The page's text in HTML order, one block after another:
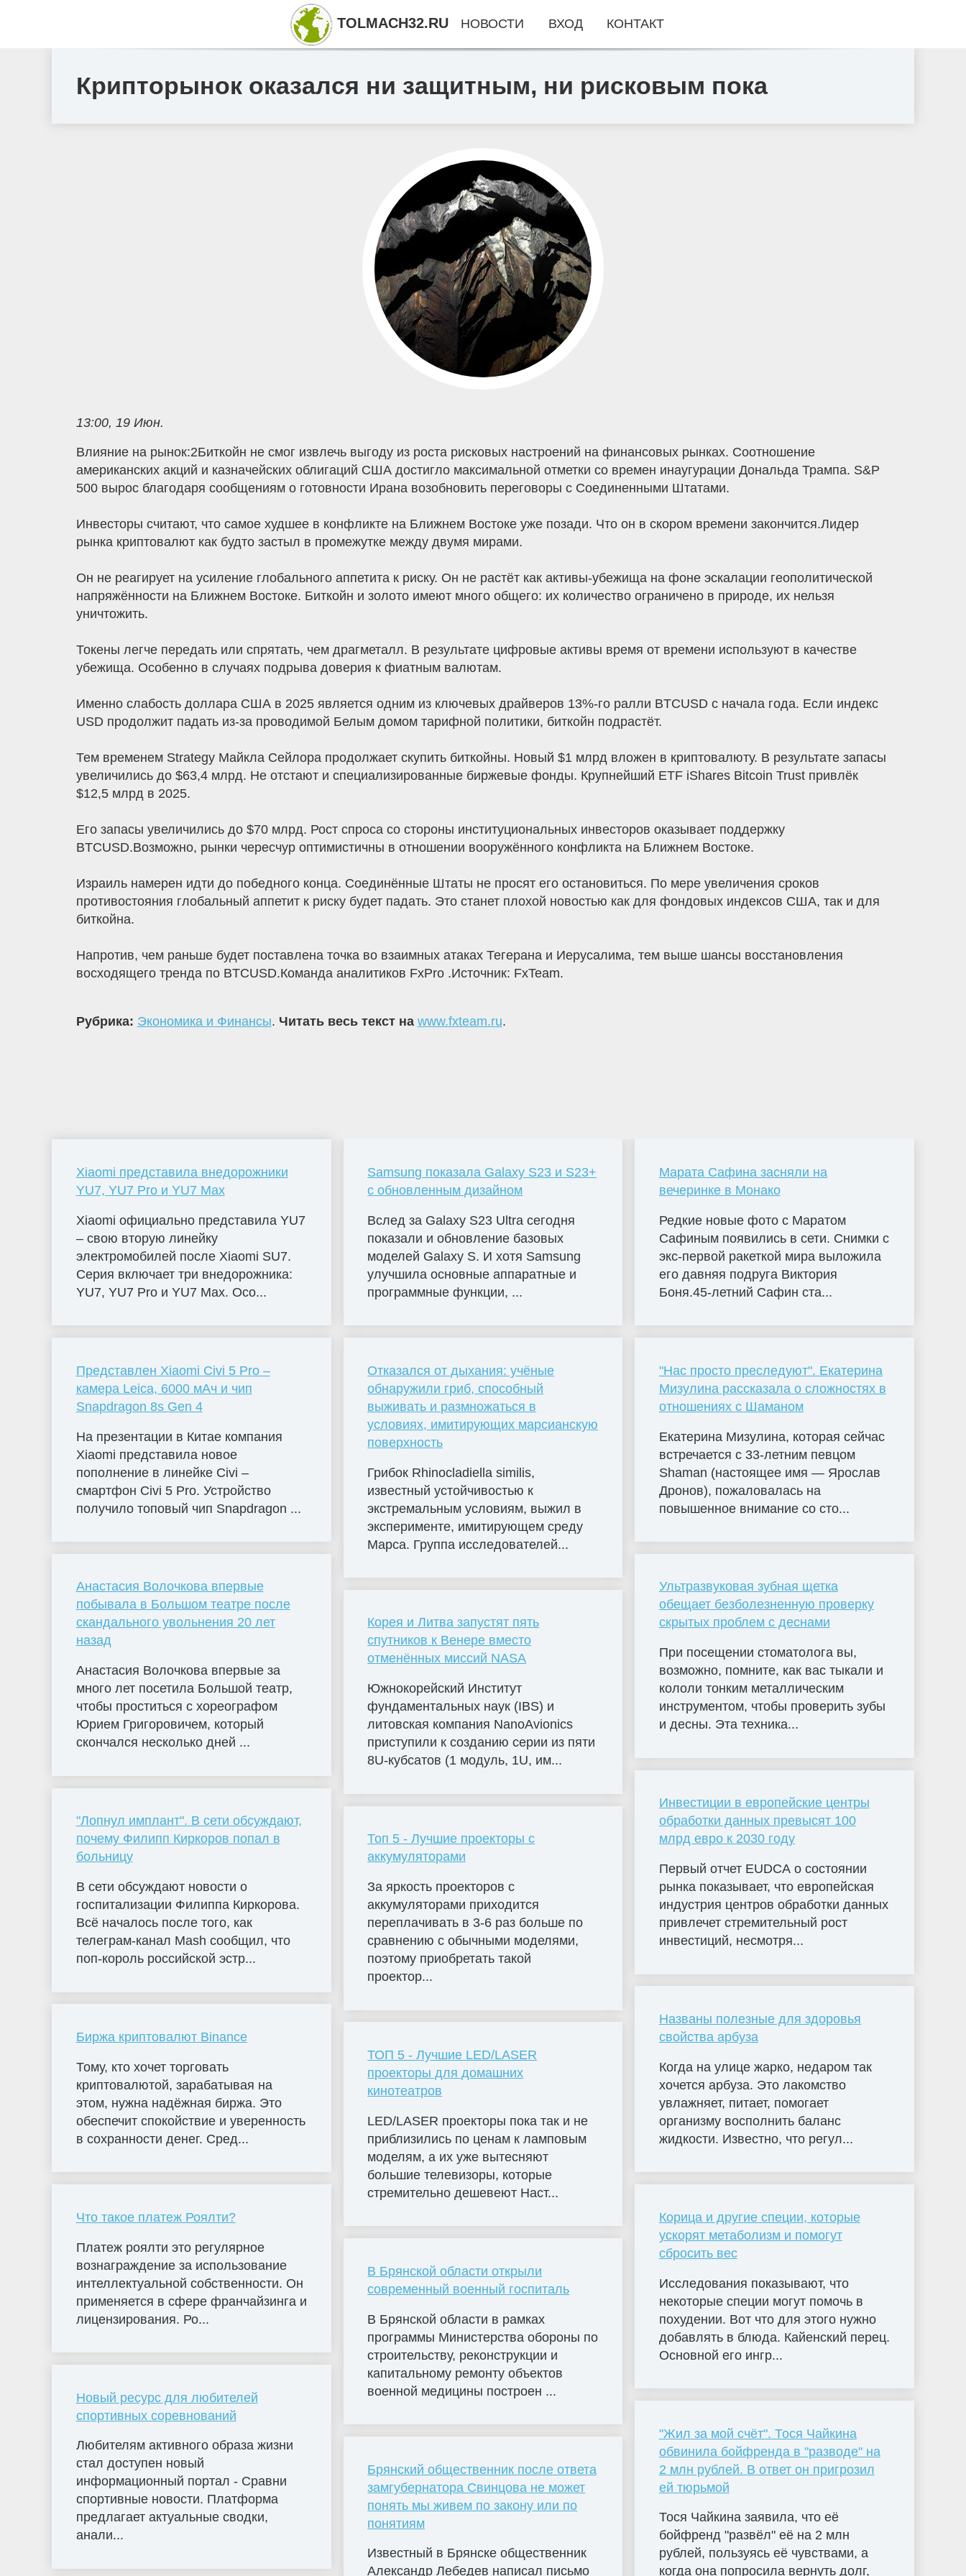
Крипторынок оказался ни защитным, ни рисковым пока
13:00, 19 Июн.
Влияние на рынок:2Биткойн не смог извлечь выгоду из роста рисковых настроений на финансовых рынках. Соотношение
американских акций и казначейских облигаций США достигло максимальной отметки со времен инаугурации Дональда Трампа. S&P
500 вырос благодаря сообщениям о готовности Ирана возобновить переговоры с Соединенными Штатами.
Инвесторы считают, что самое худшее в конфликте на Ближнем Востоке уже позади. Что он в скором времени закончится.Лидер
рынка криптовалют как будто застыл в промежутке между двумя мирами.
Он не реагирует на усиление глобального аппетита к риску. Он не растёт как активы-убежища на фоне эскалации геополитической
напряжённости на Ближнем Востоке. Биткойн и золото имеют много общего: их количество ограничено в природе, их нельзя
уничтожить.
Токены легче передать или спрятать, чем драгметалл. В результате цифровые активы время от времени используют в качестве
убежища. Особенно в случаях подрыва доверия к фиатным валютам.
Именно слабость доллара США в 2025 является одним из ключевых драйверов 13%-го ралли BTCUSD с начала года. Если индекс
USD продолжит падать из-за проводимой Белым домом тарифной политики, биткойн подрастёт.
Тем временем Strategy Майкла Сейлора продолжает скупить биткойны. Новый $1 млрд вложен в криптовалюту. В результате запасы
увеличились до $63,4 млрд. Не отстают и специализированные биржевые фонды. Крупнейший ETF iShares Bitcoin Trust привлёк
$12,5 млрд в 2025.
Его запасы увеличились до $70 млрд. Рост спроса со стороны институциональных инвесторов оказывает поддержку
BTCUSD.Возможно, рынки чересчур оптимистичны в отношении вооружённого конфликта на Ближнем Востоке.
Израиль намерен идти до победного конца. Соединённые Штаты не просят его остановиться. По мере увеличения сроков
противостояния глобальный аппетит к риску будет падать. Это станет плохой новостью как для фондовых индексов США, так и для
биткойна.
Напротив, чем раньше будет поставлена точка во взаимных атаках Тегерана и Иерусалима, тем выше шансы восстановления
восходящего тренда по BTCUSD.Команда аналитиков FxPro .Источник: FxTeam.
Рубрика: Экономика и Финансы. Читать весь текст на www.fxteam.ru.
Xiaomi представила внедорожники
YU7, YU7 Pro и YU7 Max
Xiaomi официально представила YU7
– свою вторую линейку
электромобилей после Xiaomi SU7.
Серия включает три внедорожника:
YU7, YU7 Pro и YU7 Max. Осо...
Представлен Xiaomi Civi 5 Pro –
камера Leica, 6000 мАч и чип
Snapdragon 8s Gen 4
На презентации в Китае компания
Xiaomi представила новое
пополнение в линейке Civi –
смартфон Civi 5 Pro. Устройство
получило топовый чип Snapdragon ...
Анастасия Волочкова впервые
побывала в Большом театре после
скандального увольнения 20 лет
назад
Анастасия Волочкова впервые за
много лет посетила Большой театр,
чтобы проститься с хореографом
Юрием Григоровичем, который
скончался несколько дней ...
"Лопнул имплант". В сети обсуждают,
почему Филипп Киркоров попал в
больницу
В сети обсуждают новости о
госпитализации Филиппа Киркорова.
Всё началось после того, как
телеграм-канал Mash сообщил, что
поп-король российской эстр...
Биржа криптовалют Binance
Тому, кто хочет торговать
криптовалютой, зарабатывая на
этом, нужна надёжная биржа. Это
обеспечит спокойствие и уверенность
в сохранности денег. Сред...
Что такое платеж Роялти?
Платеж роялти это регулярное
вознаграждение за использование
интеллектуальной собственности. Он
применяется в сфере франчайзинга и
лицензирования. Ро...
Новый ресурс для любителей
спортивных соревнований
Любителям активного образа жизни
стал доступен новый
информационный портал - Сравни
спортивные новости. Платформа
предлагает актуальные сводки,
анали...
Samsung показала Galaxy S23 и S23+
с обновленным дизайном
Вслед за Galaxy S23 Ultra сегодня
показали и обновление базовых
моделей Galaxy S. И хотя Samsung
улучшила основные аппаратные и
программные функции, ...
Отказался от дыхания: учёные
обнаружили гриб, способный
выживать и размножаться в
условиях, имитирующих марсианскую
поверхность
Грибок Rhinocladiella similis,
известный устойчивостью к
экстремальным условиям, выжил в
эксперименте, имитирующем среду
Марса. Группа исследователей...
Корея и Литва запустят пять
спутников к Венере вместо
отменённых миссий NASA
Южнокорейский Институт
фундаментальных наук (IBS) и
литовская компания NanoAvionics
приступили к созданию серии из пяти
8U-кубсатов (1 модуль, 1U, им...
Топ 5 - Лучшие проекторы с
аккумуляторами
За яркость проекторов с
аккумуляторами приходится
переплачивать в 3-6 раз больше по
сравнению с обычными моделями,
поэтому приобретать такой
проектор...
ТОП 5 - Лучшие LED/LASER
проекторы для домашних
кинотеатров
LED/LASER проекторы пока так и не
приблизились по ценам к ламповым
моделям, а их уже вытесняют
большие телевизоры, которые
стремительно дешевеют Наст...
В Брянской области открыли
современный военный госпиталь
В Брянской области в рамках
программы Министерства обороны по
строительству, реконструкции и
капитальному ремонту объектов
военной медицины построен ...
Брянский общественник после ответа
замгубернатора Свинцова не может
понять мы живем по закону или по
понятиям
Известный в Брянске общественник
Александр Лебедев написал письмо
Марата Сафина засняли на
вечеринке в Монако
Редкие новые фото с Маратом
Сафиным появились в сети. Снимки с
экс-первой ракеткой мира выложила
его давняя подруга Виктория
Боня.45-летний Сафин ста...
"Нас просто преследуют". Екатерина
Мизулина рассказала о сложностях в
отношениях с Шаманом
Екатерина Мизулина, которая сейчас
встречается с 33-летним певцом
Shaman (настоящее имя — Ярослав
Дронов), пожаловалась на
повышенное внимание со сто...
Ультразвуковая зубная щетка
обещает безболезненную проверку
скрытых проблем с деснами
При посещении стоматолога вы,
возможно, помните, как вас тыкали и
кололи тонким металлическим
инструментом, чтобы проверить зубы
и десны. Эта техника...
Инвестиции в европейские центры
обработки данных превысят 100
млрд евро к 2030 году
Первый отчет EUDCA о состоянии
рынка показывает, что европейская
индустрия центров обработки данных
привлечет стремительный рост
инвестиций, несмотря...
Названы полезные для здоровья
свойства арбуза
Когда на улице жарко, недаром так
хочется арбуза. Это лакомство
увлажняет, питает, помогает
организму восполнить баланс
жидкости. Известно, что регул...
Корица и другие специи, которые
ускорят метаболизм и помогут
сбросить вес
Исследования показывают, что
некоторые специи могут помочь в
похудении. Вот что для этого нужно
добавлять в блюда. Кайенский перец.
Основной его ингр...
"Жил за мой счёт". Тося Чайкина
обвинила бойфренда в "разводе" на
2 млн рублей. В ответ он пригрозил
ей тюрьмой
Тося Чайкина заявила, что её
бойфренд "развёл" её на 2 млн
рублей, пользуясь её чувствами, а
когда она попросила вернуть долг,
TOLMACH32.RU НОВОСТИ ВХОД КОНТАКТ